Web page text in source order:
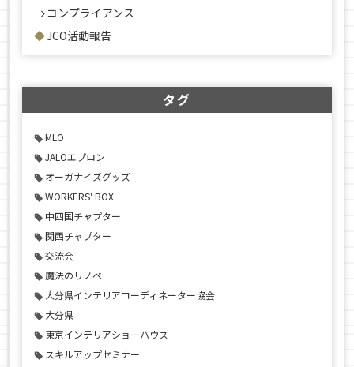
コンプライアンス
JCO活動報告
タグ
MLO
JALOエプロン
オーガナイズグッズ
WORKERS' BOX
中四国チャプター
関西チャプター
交流会
魔法のリノベ
大分県インテリアコーディネーター協会
大分県
東京インテリアショーハウス
スキルアップセミナー